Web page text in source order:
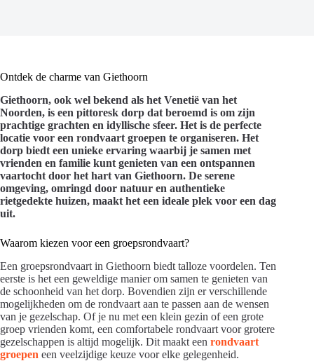
Ontdek de charme van Giethoorn
Giethoorn, ook wel bekend als het Venetië van het
Noorden, is een pittoresk dorp dat beroemd is om zijn
prachtige grachten en idyllische sfeer. Het is de perfecte
locatie voor een rondvaart groepen te organiseren. Het
dorp biedt een unieke ervaring waarbij je samen met
vrienden en familie kunt genieten van een ontspannen
vaartocht door het hart van Giethoorn. De serene
omgeving, omringd door natuur en authentieke
rietgedekte huizen, maakt het een ideale plek voor een dag
uit.
Waarom kiezen voor een groepsrondvaart?
Een groepsrondvaart in Giethoorn biedt talloze voordelen. Ten
eerste is het een geweldige manier om samen te genieten van
de schoonheid van het dorp. Bovendien zijn er verschillende
mogelijkheden om de rondvaart aan te passen aan de wensen
van je gezelschap. Of je nu met een klein gezin of een grote
groep vrienden komt, een comfortabele rondvaart voor grotere
gezelschappen is altijd mogelijk. Dit maakt een rondvaart
groepen een veelzijdige keuze voor elke gelegenheid.